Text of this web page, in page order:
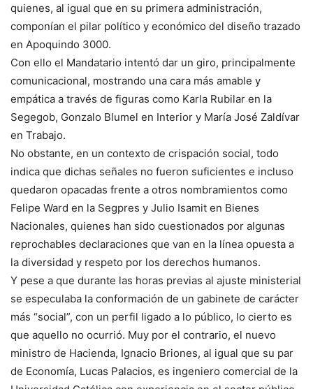
quienes, al igual que en su primera administración,
componían el pilar político y económico del diseño trazado
en Apoquindo 3000.
Con ello el Mandatario intentó dar un giro, principalmente
comunicacional, mostrando una cara más amable y
empática a través de figuras como Karla Rubilar en la
Segegob, Gonzalo Blumel en Interior y María José Zaldívar
en Trabajo.
No obstante, en un contexto de crispación social, todo
indica que dichas señales no fueron suficientes e incluso
quedaron opacadas frente a otros nombramientos como
Felipe Ward en la Segpres y Julio Isamit en Bienes
Nacionales, quienes han sido cuestionados por algunas
reprochables declaraciones que van en la línea opuesta a
la diversidad y respeto por los derechos humanos.
Y pese a que durante las horas previas al ajuste ministerial
se especulaba la conformación de un gabinete de carácter
más “social”, con un perfil ligado a lo público, lo cierto es
que aquello no ocurrió. Muy por el contrario, el nuevo
ministro de Hacienda, Ignacio Briones, al igual que su par
de Economía, Lucas Palacios, es ingeniero comercial de la